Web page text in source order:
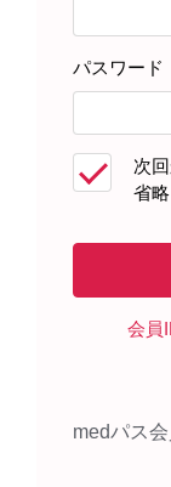
パスワード
次
省略
会員
medパス